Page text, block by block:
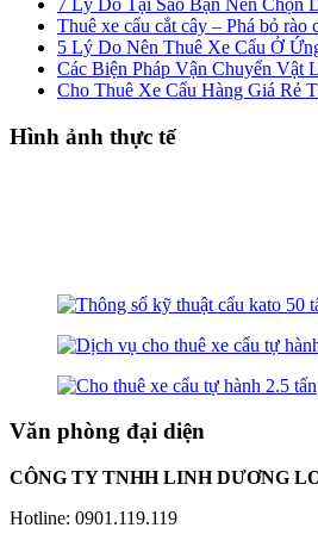
7 Lý Do Tại Sao Bạn Nên Chọn
Thuê xe cẩu cắt cây – Phá bỏ rào
5 Lý Do Nên Thuê Xe Cẩu Ở
Các Biện Pháp Vận Chuyển Vật
Cho Thuê Xe Cẩu Hàng Giá Rẻ
Hình ảnh thực tế
Văn phòng đại diện
CÔNG TY TNHH LINH DƯƠNG
Hotline: 0901.119.119